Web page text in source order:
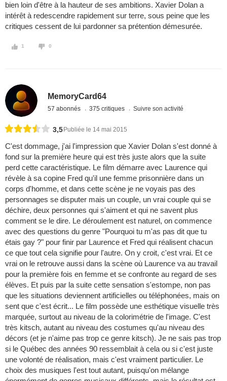
bien loin d'être à la hauteur de ses ambitions. Xavier Dolan a
intérêt à redescendre rapidement sur terre, sous peine que les
critiques cessent de lui pardonner sa prétention démesurée.
1 0
MemoryCard64
57 abonnés 375 critiques Suivre son activité
3,5 Publiée le 14 mai 2015
C'est dommage, j'ai l'impression que Xavier Dolan s'est donné à
fond sur la première heure qui est très juste alors que la suite
perd cette caractéristique. Le film démarre avec Laurence qui
révèle à sa copine Fred qu'il une femme prisonnière dans un
corps d'homme, et dans cette scène je ne voyais pas des
personnages se disputer mais un couple, un vrai couple qui se
déchire, deux personnes qui s'aiment et qui ne savent plus
comment se le dire. Le déroulement est naturel, on commence
avec des questions du genre "Pourquoi tu m'as pas dit que tu
étais gay ?" pour finir par Laurence et Fred qui réalisent chacun
ce que tout cela signifie pour l'autre. On y croit, c'est vrai. Et ce
vrai on le retrouve aussi dans la scène où Laurence va au travail
pour la première fois en femme et se confronte au regard de ses
élèves. Et puis par la suite cette sensation s'estompe, non pas
que les situations deviennent artificielles ou téléphonées, mais on
sent que c'est écrit... Le film possède une esthétique visuelle très
marquée, surtout au niveau de la colorimétrie de l'image. C'est
très kitsch, autant au niveau des costumes qu'au niveau des
décors (et je n'aime pas trop ce genre kitsch). Je ne sais pas trop
si le Québec des années 90 ressemblait à cela ou si c'est juste
une volonté de réalisation, mais c'est vraiment particulier. Le
choix des musiques l'est tout autant, puisqu'on mélange